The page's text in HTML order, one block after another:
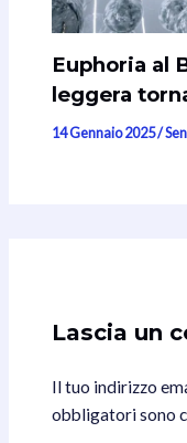
Euphoria al
leggera
14 Gennaio 2025/
Lascia un
Il tuo indirizzo
obbligatori sono